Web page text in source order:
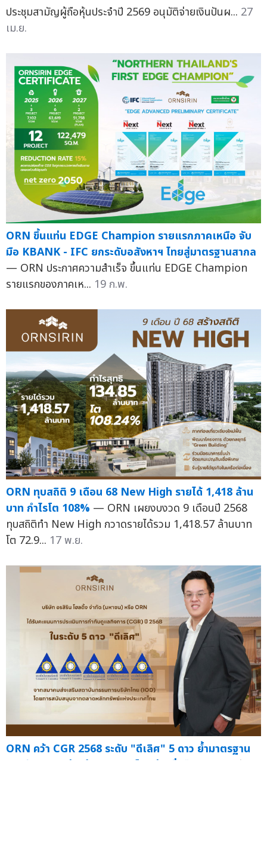
ประชุมสามัญผู้ถือหุ้นประจำปี 2569 อนุมัติจ่ายเงินปันผ... 27
เม.ย.
ORN ขึ้นแท่น EDGE Champion รายแรกภาคเหนือ จับ
มือ KBANK - IFC ยกระดับอสังหาฯ ไทยสู่มาตรฐานสากล
— ORN ประกาศความสำเร็จ ขึ้นแท่น EDGE Champion
รายแรกของภาคเห... 19 ก.พ.
ORN ทุบสถิติ 9 เดือน 68 New High รายได้ 1,418 ล้าน
บาท กำไรโต 108% — ORN เผยงบงวด 9 เดือนปี 2568
ทุบสถิติทำ New High กวาดรายได้รวม 1,418.57 ล้านบาท
โต 72.9... 17 พ.ย.
ORN คว้า CGR 2568 ระดับ "ดีเลิศ" 5 ดาว ย้ำมาตรฐาน
บรรษัทภิบาล มุ่งสร้างการเติบโตอย่างยั่งยืน
— นายปรีดิกร